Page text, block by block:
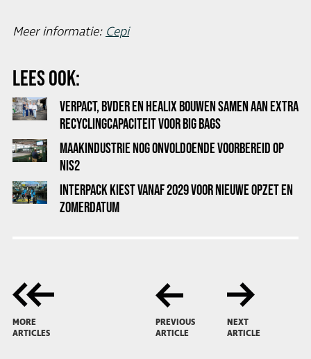
Meer informatie:Cepi
LEES OOK:
VERPACT, BVDER EN HEALIX BOUWEN SAMEN AAN EXTRA
RECYCLINGCAPACITEIT VOOR BIG BAGS
MAAKINDUSTRIE NOG ONVOLDOENDE VOORBEREID OP
NIS2
INTERPACK KIEST VANAF 2029 VOOR NIEUWE OPZET EN
ZOMERDATUM
MORE
ARTICLES
PREVIOUS
ARTICLE
NEXT
ARTICLE